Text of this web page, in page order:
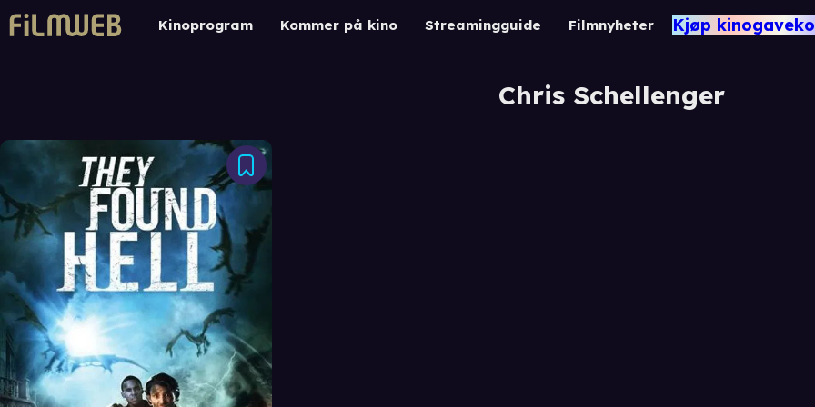
Kinoprogram Kommer på kino Streamingguide Filmnyheter Kjøp
Chris Schellenger